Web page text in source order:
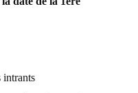
intrants